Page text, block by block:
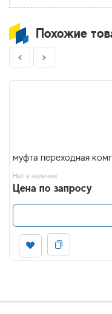
Похожие
муфта переходная
Нет в наличии
Цена по запросу